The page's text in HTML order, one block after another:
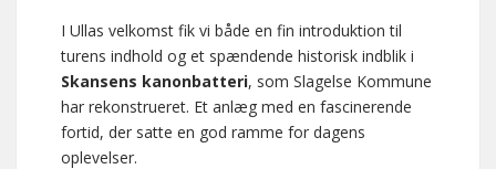
I Ullas velkomst fik vi både en fin introduktion til
turens indhold og et spændende historisk indblik i
Skansens kanonbatteri, som Slagelse Kommune
har rekonstrueret. Et anlæg med en fascinerende
fortid, der satte en god ramme for dagens
oplevelser.